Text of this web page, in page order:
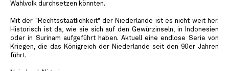
Wahlvolk durchsetzen könnten.
Mit der "Rechtsstaatlichkeit" der Niederlande ist es nicht weit her.
Historisch ist da, wie sie sich auf den Gewürzinseln, in Indonesien
oder in Surinam aufgeführt haben. Aktuell eine endlose Serie von
Kriegen, die das Königreich der Niederlande seit den 90er Jahren
führt.